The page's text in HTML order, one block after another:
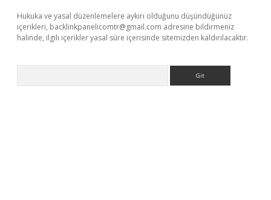
Hukuka ve yasal düzenlemelere aykırı olduğunu düşündüğünüz
içerikleri, backlinkpanelicomtr@gmail.com adresine bildirmeniz
halinde, ilgili içerikler yasal süre içerisinde sitemizden kaldırılacaktır.